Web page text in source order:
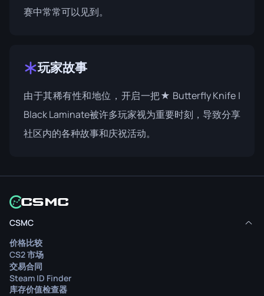
赛中常常可以见到。
玩家故事
由于其稀有性和地位，开启一把★ Butterfly Knife |
Black Laminate被许多玩家视为重要时刻，导致分享
社区内的各种故事和庆祝活动。
CSMC
价格比较
CS2 市场
交易合同
Steam ID Finder
库存价值检查器